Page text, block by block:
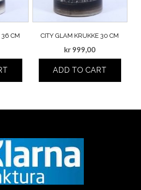
36 CM CITY GLAM KRUKKE 30 CM
kr 999,00
ADD TO CART